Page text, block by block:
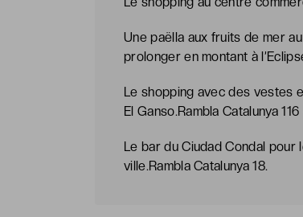
Une paëlla aux fruits de mer
prolonger en montant à
Le shopping avec des vestes
El Ganso.Rambla Catalunya
Le bar du Ciudad Condal
ville.Rambla Catalunya 18.